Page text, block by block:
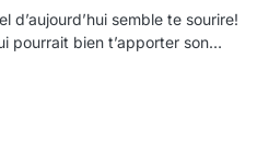
d’aujourd’hui semble te sourire!
pourrait bien t’apporter son…